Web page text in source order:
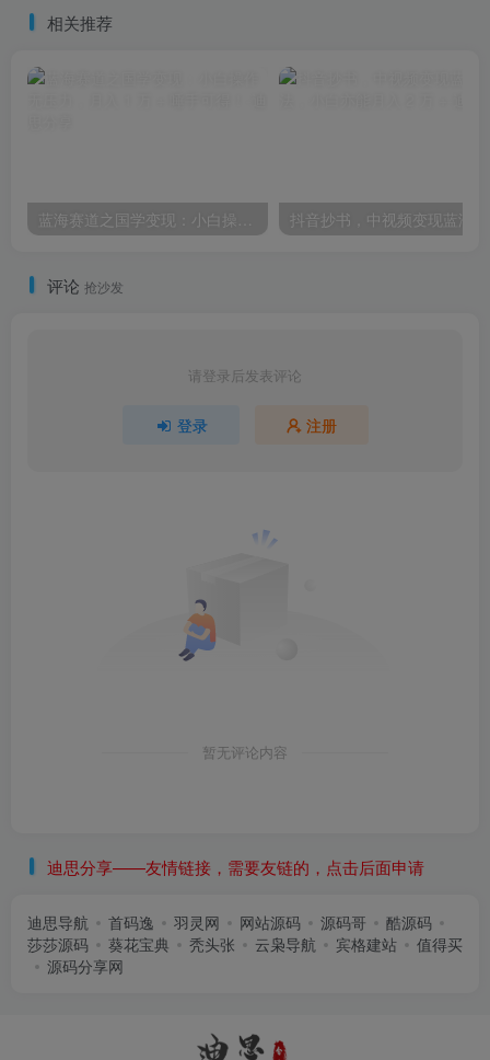
相关推荐
评论 抢沙发
请登录后发表评论
登录 注册
暂无评论内容
迪思分享——友情链接，需要友链的，点击后面申请
迪思导航 首码逸 羽灵网 网站源码 源码哥
酷源码
莎莎源码
葵花宝典 秃头张 云枭导航 宾格建站
值得买
源码分享网